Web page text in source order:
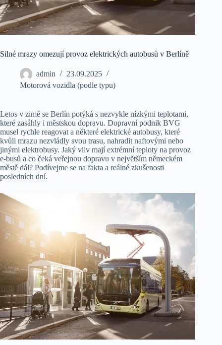
Silné mrazy omezují provoz elektrických autobusů v Berlíně
admin
23.09.2025
Motorová vozidla (podle typu)
Letos v zimě se Berlín potýká s nezvykle nízkými teplotami,
které zasáhly i městskou dopravu. Dopravní podnik BVG
musel rychle reagovat a některé elektrické autobusy, které
kvůli mrazu nezvládly svou trasu, nahradit naftovými nebo
jinými elektrobusy. Jaký vliv mají extrémní teploty na provoz
e-busů a co čeká veřejnou dopravu v největším německém
městě dál? Podívejme se na fakta a reálné zkušenosti
posledních dní.